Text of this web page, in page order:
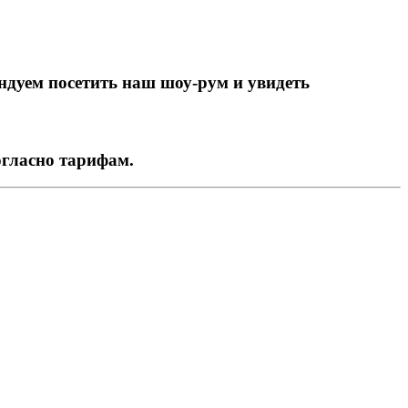
посетить наш шоу-рум и увидеть
тарифам.